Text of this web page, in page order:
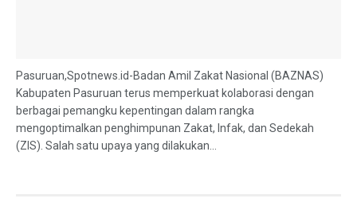
Pasuruan,Spotnews.id-Badan Amil Zakat Nasional (BAZNAS)
Kabupaten Pasuruan terus memperkuat kolaborasi dengan
berbagai pemangku kepentingan dalam rangka
mengoptimalkan penghimpunan Zakat, Infak, dan Sedekah
(ZIS). Salah satu upaya yang dilakukan...